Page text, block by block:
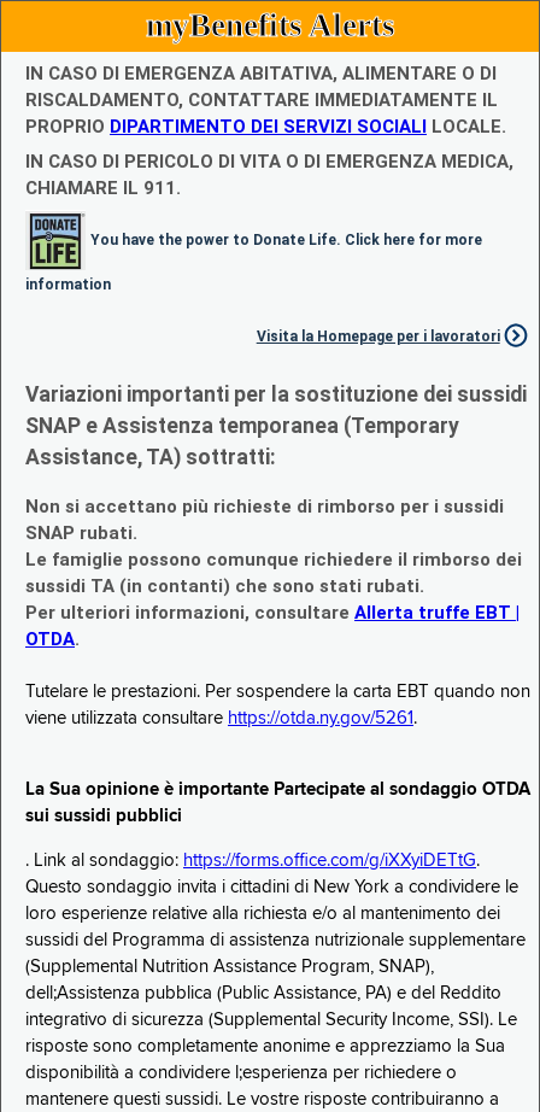
myBenefits Alerts
IN CASO DI EMERGENZA ABITATIVA, ALIMENTARE O DI
RISCALDAMENTO, CONTATTARE IMMEDIATAMENTE IL
PROPRIO DIPARTIMENTO DEI SERVIZI SOCIALI LOCALE.
IN CASO DI PERICOLO DI VITA O DI EMERGENZA MEDICA,
CHIAMARE IL 911.
You have the power to Donate Life. Click here for more
information
Visita la Homepage per i lavoratori
Variazioni importanti per la sostituzione dei sussidi
SNAP e Assistenza temporanea (Temporary
Assistance, TA) sottratti:
Non si accettano più richieste di rimborso per i sussidi
SNAP rubati.
Le famiglie possono comunque richiedere il rimborso dei
sussidi TA (in contanti) che sono stati rubati.
Per ulteriori informazioni, consultare Allerta truffe EBT |
OTDA.
Tutelare le prestazioni. Per sospendere la carta EBT quando non
viene utilizzata consultare https://otda.ny.gov/5261 .
La Sua opinione è importante Partecipate al sondaggio OTDA
sui sussidi pubblici
. Link al sondaggio: https://forms.office.com/g/iXXyiDETtG.
Questo sondaggio invita i cittadini di New York a condividere le
loro esperienze relative alla richiesta e/o al mantenimento dei
sussidi del Programma di assistenza nutrizionale supplementare
(Supplemental Nutrition Assistance Program, SNAP),
dell;Assistenza pubblica (Public Assistance, PA) e del Reddito
integrativo di sicurezza (Supplemental Security Income, SSI). Le
risposte sono completamente anonime e apprezziamo la Sua
disponibilità a condividere l;esperienza per richiedere o
mantenere questi sussidi. Le vostre risposte contribuiranno a